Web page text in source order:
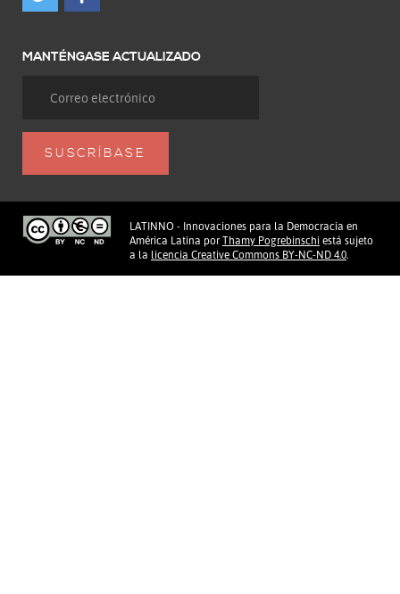
MANTÉNGASE ACTUALIZADO
LATINNO - Innovaciones para la Democracia en
América Latina por Thamy Pogrebinschi está sujeto
a la licencia Creative Commons BY-NC-ND 4.0.